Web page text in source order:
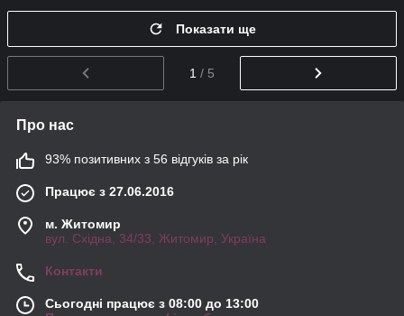
Показати ще
1 / 5
Про нас
93% позитивних з 56 відгуків за рік
Працює з 27.06.2016
м. Житомир
вул. Східна, 34/33, Житомир, Україна
Контакти
Сьогодні працює з 08:00 до 13:00